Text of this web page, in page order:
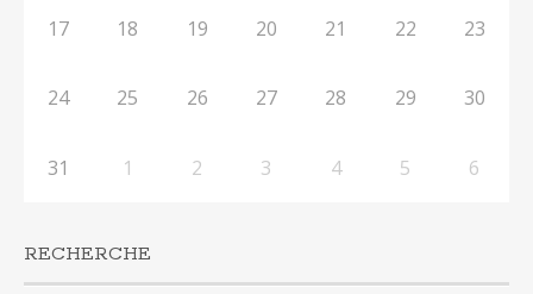
17 18 19 20 21 22 23
24 25 26 27 28 29 30
31 1 2 3 4 5 6
RECHERCHE